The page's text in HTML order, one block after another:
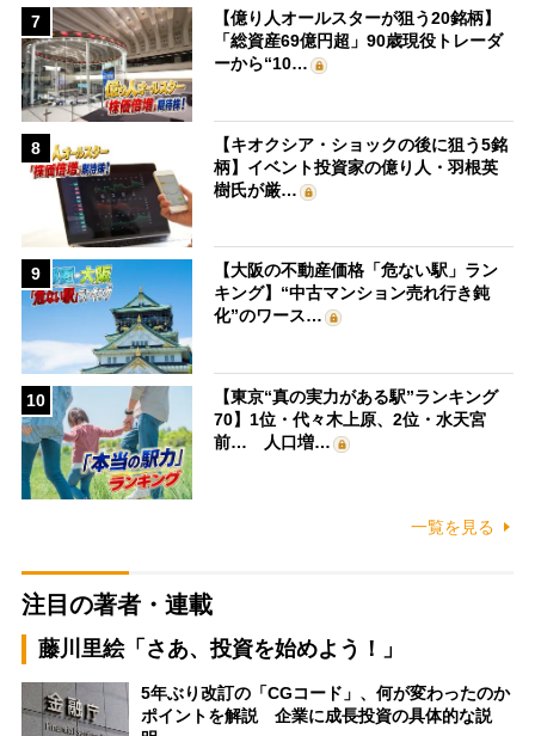
7
【億り人オールスターが狙う20銘柄】
「総資産69億円超」90歳現役トレーダ
ーから“10…
8
【キオクシア・ショックの後に狙う5銘
柄】イベント投資家の億り人・羽根英
樹氏が厳…
9
【大阪の不動産価格「危ない駅」ラン
キング】“中古マンション売れ行き鈍
化”のワース…
10
【東京“真の実力がある駅”ランキング
70】1位・代々木上原、2位・水天宮
前… 人口増…
一覧を見る
注目の著者・連載
藤川里絵「さあ、投資を始めよう！」
5年ぶり改訂の「CGコード」、何が変わったのか
ポイントを解説 企業に成長投資の具体的な説